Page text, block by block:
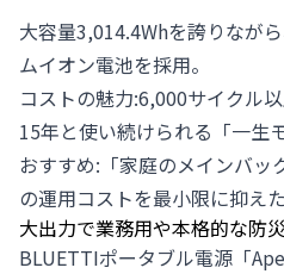
大容量3,014.4Whを誇りなが
ムイオン電池を採用。
コストの魅力:6,000サイクル
15年と使い続けられる「一生
おすすめ:「家庭のメインバッ
の運用コストを最小限に抑え
大出力で業務用や本格的な防
BLUETTIポータブル電源「